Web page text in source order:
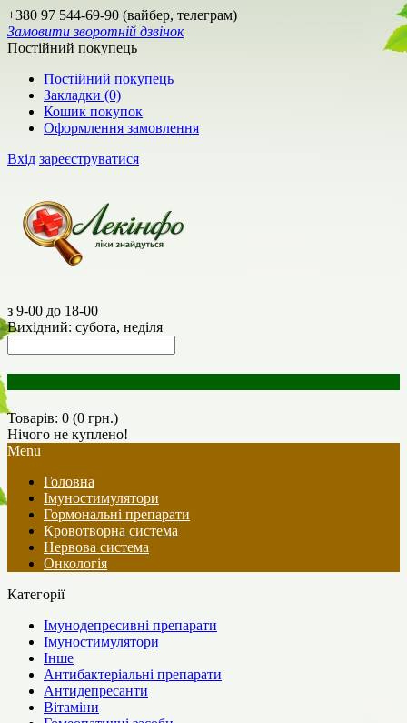
+380 97 544-69-90 (вайбер, телеграм)
Замовити зворотній дзвінок
Постійний покупець
Постійний покупець
Закладки (0)
Кошик покупок
Оформлення замовлення
Вхід зареєструватися
з 9-00 до 18-00
Вихідний: субота, неділя
Товарів: 0 (0 грн.)
Нічого не куплено!
Menu
Головна
Імуностимулятори
Гормональні препарати
Кровотворна система
Нервова система
Онкологія
Категорії
Імунодепресивні препарати
Імуностимулятори
Інше
Антибактеріальні препарати
Антидепресанти
Вітаміни